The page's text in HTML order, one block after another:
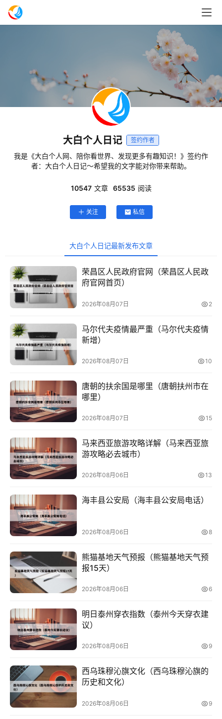
大白个人日记 签约作者
我是《大白个人网、陪你看世界、发现更多有趣知识！》签约作
者：大白个人日记～希望我的文字能对你带来帮助。
10547 文章 65535 阅读
关注 私信
大白个人日记最新发布文章
荣昌区人民政府官网（荣昌区人民政
府官网首页）
2026年08月07日 2
马尔代夫疫情最严重（马尔代夫疫情
新增）
2026年08月07日 10
唐朝的扶余国是哪里（唐朝扶州市在
哪里）
2026年08月07日 15
马来西亚旅游攻略详解（马来西亚旅
游攻略必去城市）
2026年08月06日 13
海丰县公安局（海丰县公安局电话）
2026年08月06日 8
熊猫基地天气预报（熊猫基地天气预
报15天）
2026年08月06日 6
明日泰州穿衣指数（泰州今天穿衣建
议）
2026年08月06日 9
西乌珠穆沁旗文化（西乌珠穆沁旗的
历史和文化）
2026年08月06日 9